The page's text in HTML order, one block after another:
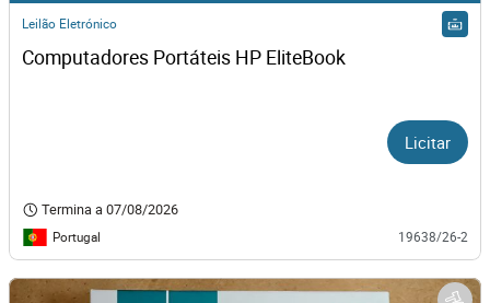
Leilão Eletrónico
Computadores Portáteis HP EliteBook
Licitar
Termina a07/08/2026
Portugal 19638/26-2